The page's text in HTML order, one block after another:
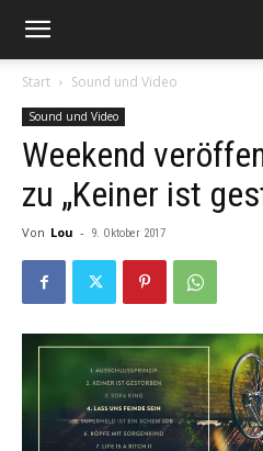
Start Sound und Video
Sound und Video
Weekend
zu „Keiner ist
Von Lou - 9. Oktober 2017